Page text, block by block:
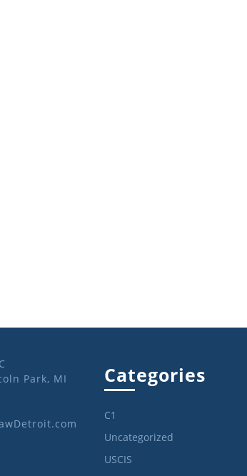
Park, MI
Categories
C1
Uncategorized
USCIS